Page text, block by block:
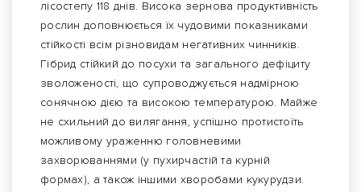
лісостепу 118 днів. Висока зернова продуктивність
рослин доповнюється їх чудовими показниками
стійкості всім різновидам негативних чинників.
Гібрид стійкий до посухи та загального дефіциту
зволоженості, що супроводжується надмірною
сонячною дією та високою температурою. Майже
не схильний до вилягання, успішно протистоїть
можливому ураженню головневими
захворюваннями (у пухирчастій та курній
формах), а також іншими хворобами кукурудзи.